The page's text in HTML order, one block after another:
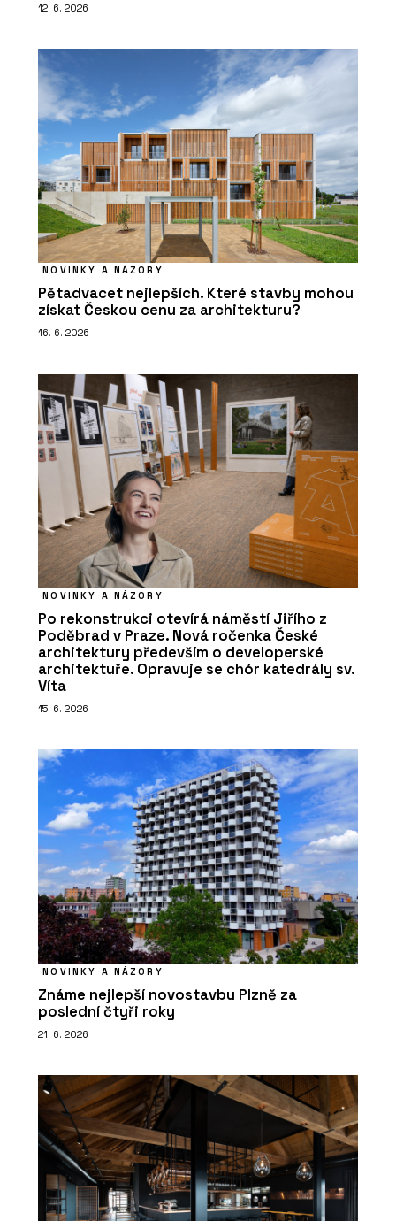
12. 6. 2026
NOVINKY A NÁZORY
Pětadvacet nejlepších. Které stavby mohou
získat Českou cenu za architekturu?
16. 6. 2026
NOVINKY A NÁZORY
Po rekonstrukci otevírá náměstí Jiřího z
Poděbrad v Praze. Nová ročenka České
architektury především o developerské
architektuře. Opravuje se chór katedrály sv.
Víta
15. 6. 2026
NOVINKY A NÁZORY
Známe nejlepší novostavbu Plzně za
poslední čtyři roky
21. 6. 2026